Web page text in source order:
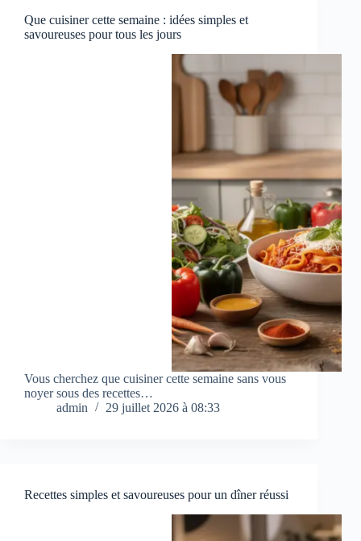
Que cuisiner cette semaine : idées simples et
savoureuses pour tous les jours
Vous cherchez que cuisiner cette semaine sans vous
noyer sous des recettes…
admin
29 juillet 2026 à 08:33
Recettes simples et savoureuses pour un dîner réussi